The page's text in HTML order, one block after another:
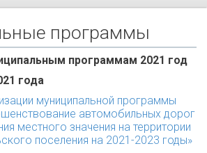
программы
программам 2021 год
года
муниципальной программы
автомобильных дорог
местного значения на территории
поселения на 2021-2023 годы»